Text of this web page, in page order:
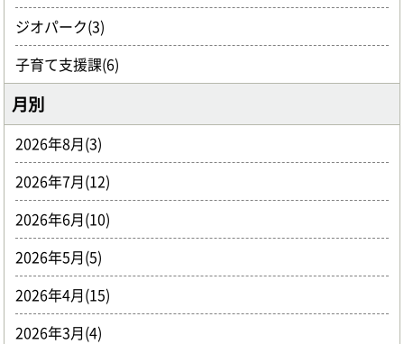
ジオパーク(3)
子育て支援課(6)
月別
2026年8月(3)
2026年7月(12)
2026年6月(10)
2026年5月(5)
2026年4月(15)
2026年3月(4)